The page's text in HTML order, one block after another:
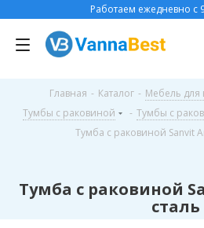
Работаем ежедневно с
Главная - Каталог - Мебель для
Тумбы с раковиной
- Тумбы с
Тумба с раковиной Sanvit
Тумба с раковиной
сталь